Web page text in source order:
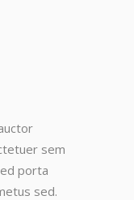
sem
porta
sed.